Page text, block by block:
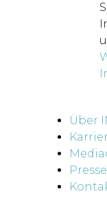
Über
Presse